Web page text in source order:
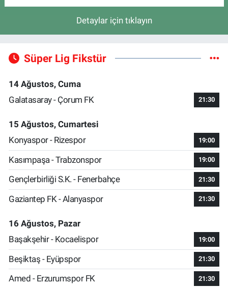
Detaylar için tıklayın
Süper Lig Fikstür
14 Ağustos, Cuma
Galatasaray - Çorum FK
21:30
15 Ağustos, Cumartesi
Konyaspor - Rizespor
19:00
Kasımpaşa - Trabzonspor 19:00
Gençlerbirliği S.K. - Fenerbahçe 21:30
Gaziantep FK - Alanyaspor 21:30
16 Ağustos, Pazar
Başakşehir - Kocaelispor
19:00
Beşiktaş - Eyüpspor 21:30
Amed - Erzurumspor FK 21:30